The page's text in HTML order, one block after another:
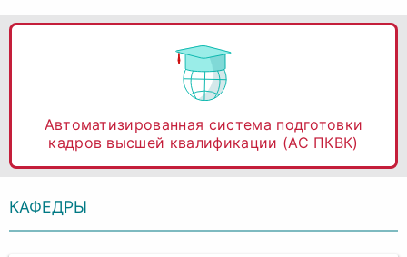
Автоматизированная система подготовки
кадров высшей квалификации (АС ПКВК)
КАФЕДРЫ